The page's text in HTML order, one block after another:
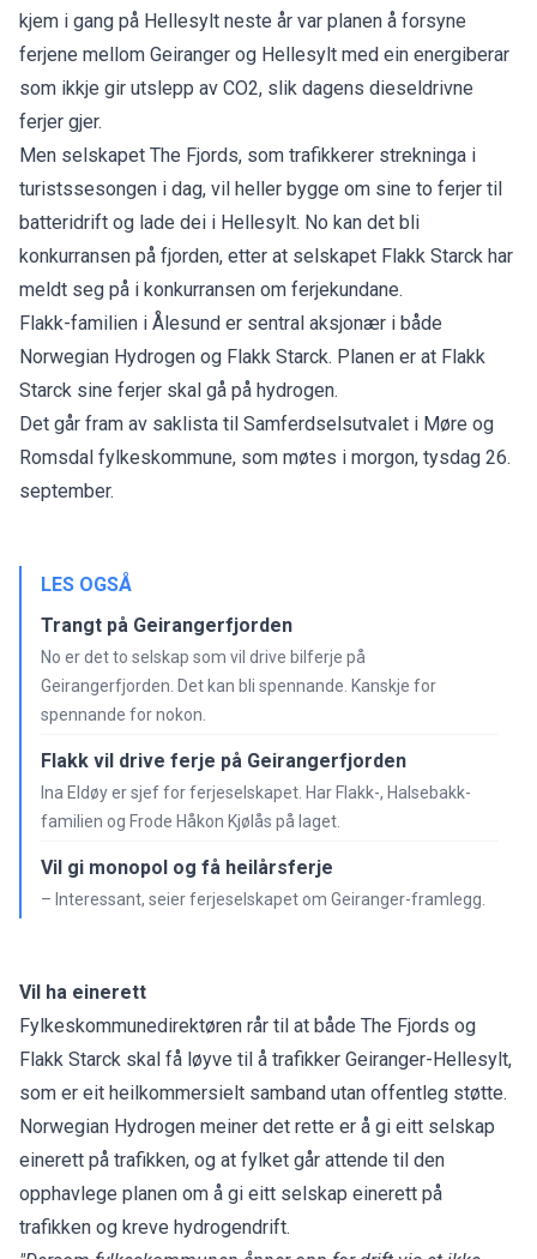
kjem i gang på Hellesylt neste år var planen å forsyne
ferjene mellom Geiranger og Hellesylt med ein energiberar
som ikkje gir utslepp av CO2, slik dagens dieseldrivne
ferjer gjer.
Men selskapet The Fjords, som trafikkerer strekninga i
turistssesongen i dag, vil heller bygge om sine to ferjer til
batteridrift og lade dei i Hellesylt. No kan det bli
konkurransen på fjorden, etter at selskapet Flakk Starck har
meldt seg på i konkurransen om ferjekundane.
Flakk-familien i Ålesund er sentral aksjonær i både
Norwegian Hydrogen og Flakk Starck. Planen er at Flakk
Starck sine ferjer skal gå på hydrogen.
Det går fram av saklista til Samferdselsutvalet i Møre og
Romsdal fylkeskommune, som møtes i morgon, tysdag 26.
september.
LES OGSÅ
Trangt på Geirangerfjorden
No er det to selskap som vil drive bilferje på
Geirangerfjorden. Det kan bli spennande. Kanskje for
spennande for nokon.
Flakk vil drive ferje på Geirangerfjorden
Ina Eldøy er sjef for ferjeselskapet. Har Flakk-, Halsebakk-
familien og Frode Håkon Kjølås på laget.
Vil gi monopol og få heilårsferje
– Interessant, seier ferjeselskapet om Geiranger-framlegg.
Vil ha einerett
Fylkeskommunedirektøren rår til at både The Fjords og
Flakk Starck skal få løyve til å trafikker Geiranger-Hellesylt,
som er eit heilkommersielt samband utan offentleg støtte.
Norwegian Hydrogen meiner det rette er å gi eitt selskap
einerett på trafikken, og at fylket går attende til den
opphavlege planen om å gi eitt selskap einerett på
trafikken og kreve hydrogendrift.